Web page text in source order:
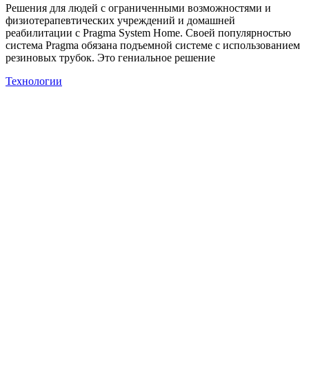
Решения для людей с ограниченными возможностями и
физиотерапевтических учреждений и домашней
реабилитации с Pragma System Home. Своей популярностью
система Pragma обязана подъемной системе с использованием
резиновых трубок. Это гениальное решение
Технологии